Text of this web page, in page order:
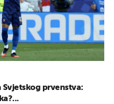
Svjetskog prvenstva: